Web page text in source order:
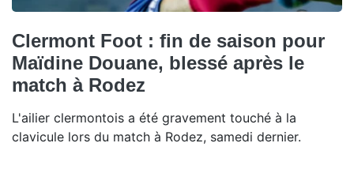
Clermont Foot : fin de saison pour
Maïdine Douane, blessé après le
match à Rodez
L'ailier clermontois a été gravement touché à la
clavicule lors du match à Rodez, samedi dernier.